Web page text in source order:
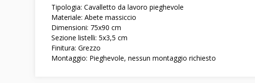
Tipologia: Cavalletto da lavoro pieghevole
Materiale: Abete massiccio
Dimensioni: 75x90 cm
Sezione listelli: 5x3,5 cm
Finitura: Grezzo
Montaggio: Pieghevole, nessun montaggio richiesto